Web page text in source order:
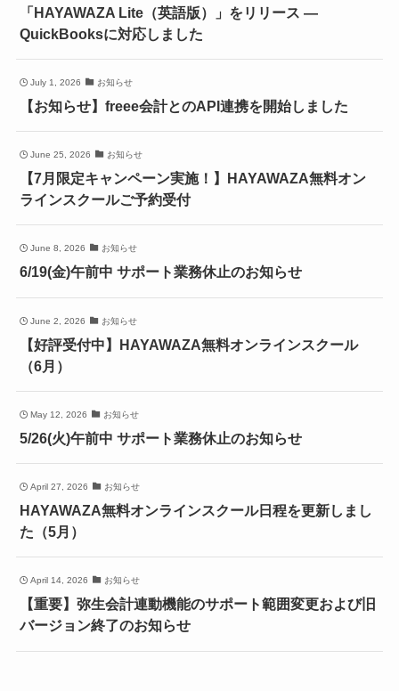
「HAYAWAZA Lite（英語版）」をリリース ―
QuickBooksに対応しました
July 1, 2026 お知らせ
【お知らせ】freee会計とのAPI連携を開始しました
June 25, 2026 お知らせ
【7月限定キャンペーン実施！】HAYAWAZA無料オン
ラインスクールご予約受付
June 8, 2026 お知らせ
6/19(金)午前中 サポート業務休止のお知らせ
June 2, 2026 お知らせ
【好評受付中】HAYAWAZA無料オンラインスクール
（6月）
May 12, 2026 お知らせ
5/26(火)午前中 サポート業務休止のお知らせ
April 27, 2026 お知らせ
HAYAWAZA無料オンラインスクール日程を更新しまし
た（5月）
April 14, 2026 お知らせ
【重要】弥生会計連動機能のサポート範囲変更および旧
バージョン終了のお知らせ